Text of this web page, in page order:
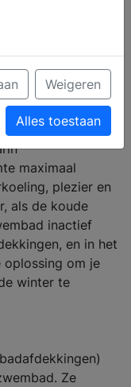
je
maximaal
plezier en
als de koude
inactief
en in het
oplossing om je
winter te
Ze
Weigeren
Alles toestaan